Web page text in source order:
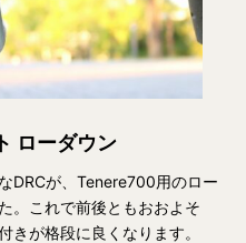
ローダウン
DRCが、Tenere700用のロー
。これで前後ともおおよそ
が格段に良くなります。